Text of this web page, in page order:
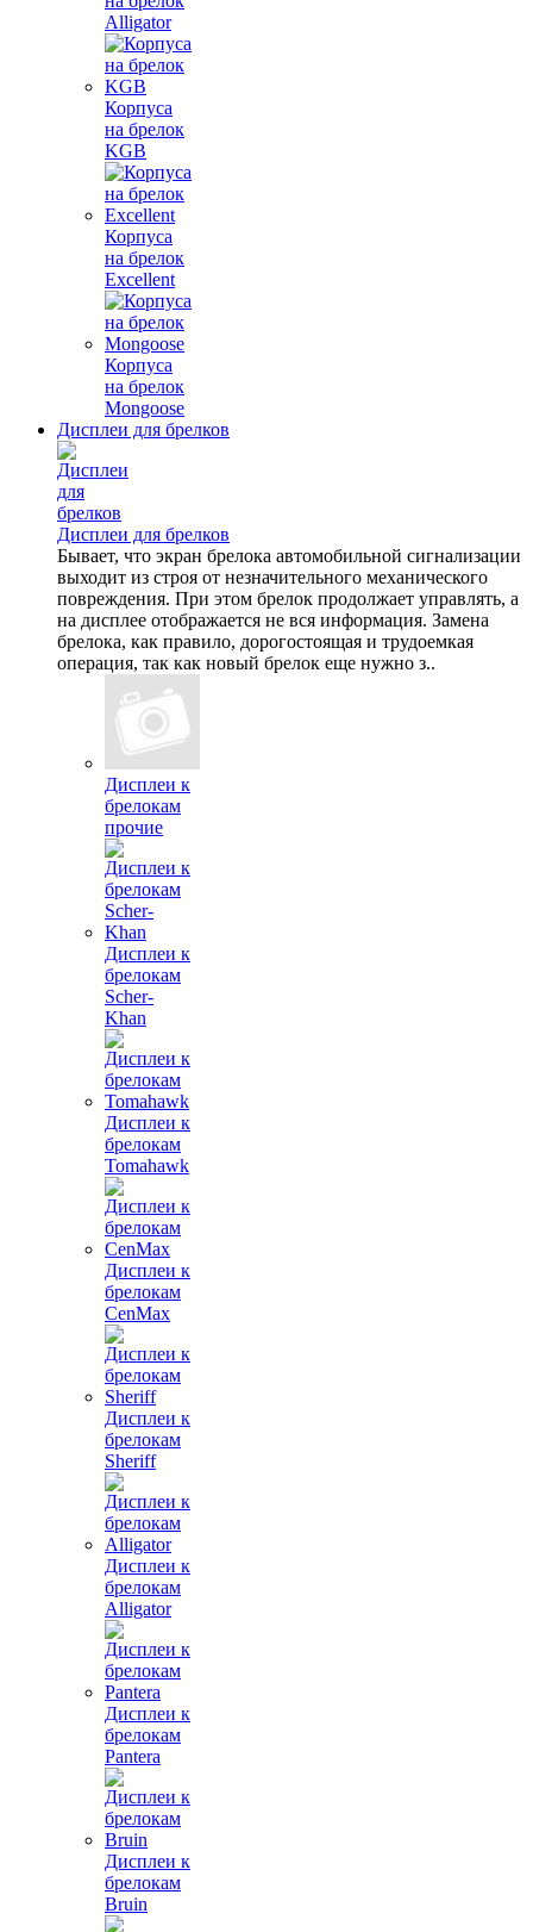
Alligator
Корпуса
на брелок
KGB
Корпуса
на брелок
Excellent
Корпуса
на брелок
Mongoose
Дисплеи для брелков
Дисплеи для брелков
Бывает, что экран брелока автомобильной сигнализации
выходит из строя от незначительного механического
повреждения. При этом брелок продолжает управлять, а
на дисплее отображается не вся информация. Замена
брелока, как правило, дорогостоящая и трудоемкая
операция, так как новый брелок еще нужно з..
Дисплеи к
брелокам
прочие
Дисплеи к
брелокам
Scher-
Khan
Дисплеи к
брелокам
Tomahawk
Дисплеи к
брелокам
CenMax
Дисплеи к
брелокам
Sheriff
Дисплеи к
брелокам
Alligator
Дисплеи к
брелокам
Pantera
Дисплеи к
брелокам
Bruin